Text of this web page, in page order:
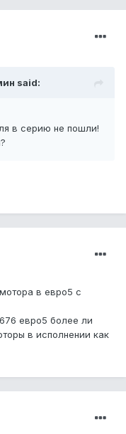
said:
в серию не пошли!
в евро5 с
евро5 более ли
в исполнении как